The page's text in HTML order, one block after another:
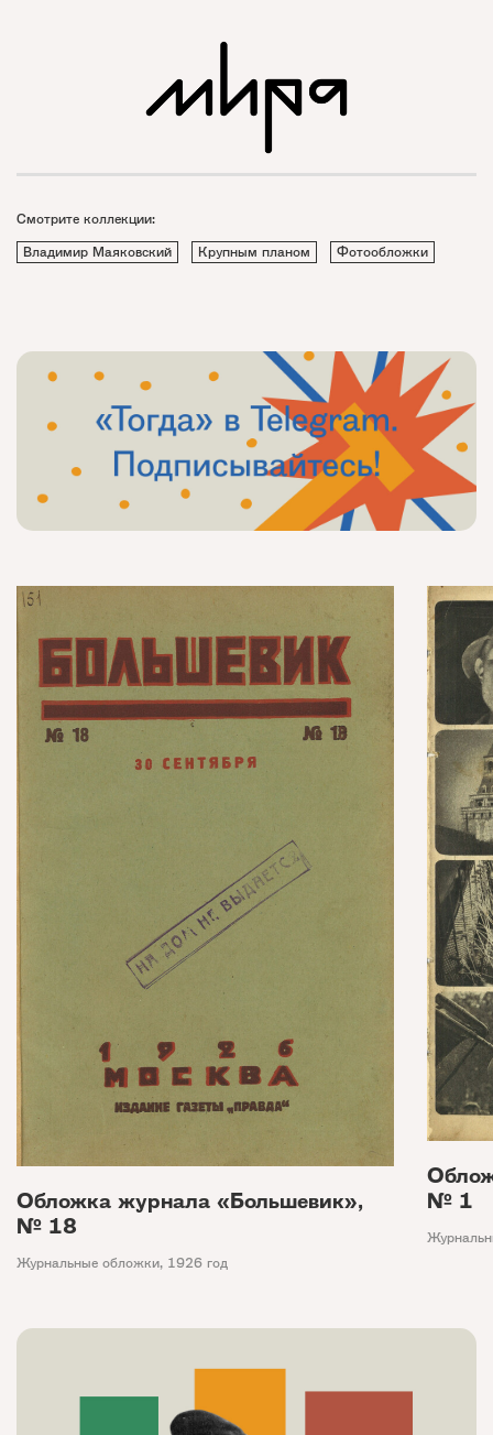
Смотрите коллекции:
Владимир Маяковский
Крупным планом Фотообложки
Обложка журнала «Большевик»,
№ 18
Журнальные обложки, 1926 год
№ 1